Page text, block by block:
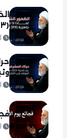
(٣١٣) وحدها؟